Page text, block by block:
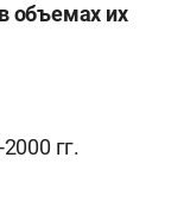
объемах их
гг.